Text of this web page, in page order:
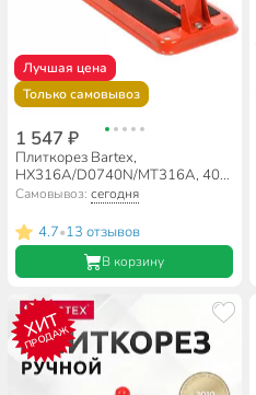
Лучшая цена
Только самовывоз
1 547 ₽
Плиткорез Bartex,
HX316A/D0740N/МТ316А, 400
мм, 10 мм
Самовывоз:сегодня
4.7•13 отзывов
В корзину
ХИТ
ПРОДАЖ